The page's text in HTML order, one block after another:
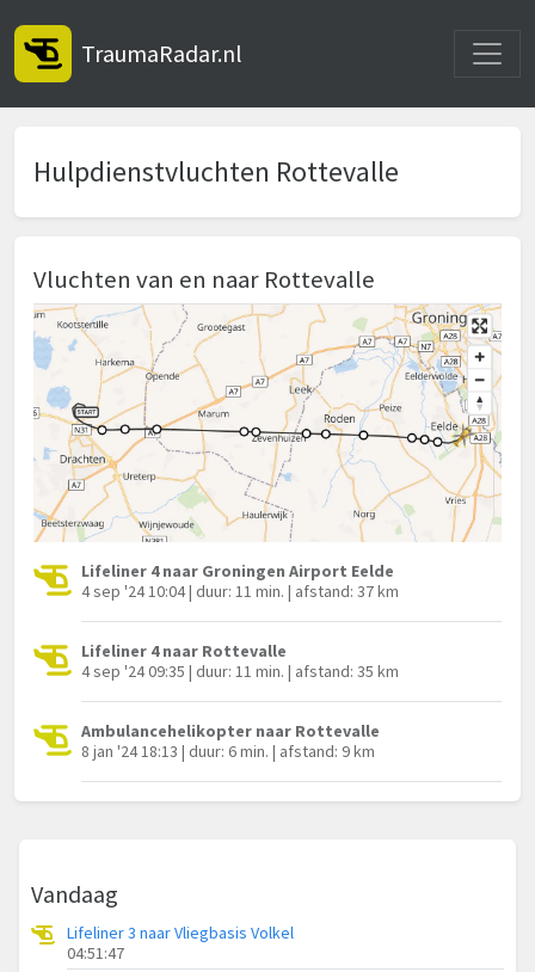
TraumaRadar.nl
Hulpdienstvluchten Rottevalle
Vluchten van en naar Rottevalle
Lifeliner 4 naar Groningen Airport Eelde
4 sep '24 10:04 | duur: 11 min. | afstand: 37 km
Lifeliner 4 naar Rottevalle
4 sep '24 09:35 | duur: 11 min. | afstand: 35 km
Ambulancehelikopter naar Rottevalle
8 jan '24 18:13 | duur: 6 min. | afstand: 9 km
Vandaag
Lifeliner 3 naar Vliegbasis Volkel
04:51:47